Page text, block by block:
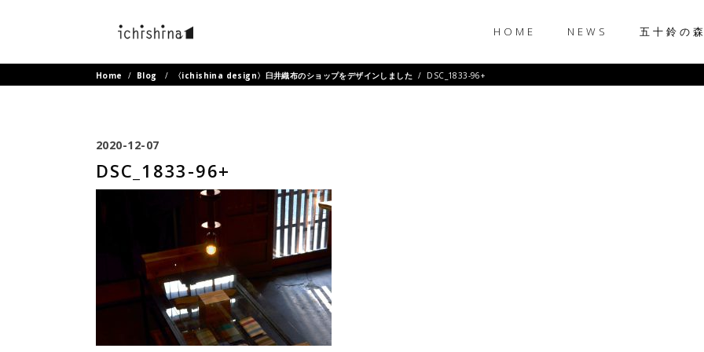
HOME NEWS 五十鈴の
Home / Blog / 〈ichishina design〉臼井織布のショップをデザインしました / DSC_1833-96+
2020-12-07
DSC_1833-96+